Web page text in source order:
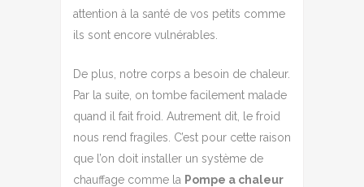
attention à la santé de vos petits comme
ils sont encore vulnérables.
De plus, notre corps a besoin de chaleur.
Par la suite, on tombe facilement malade
quand il fait froid. Autrement dit, le froid
nous rend fragiles. C’est pour cette raison
que l’on doit installer un système de
chauffage comme la Pompe a chaleur